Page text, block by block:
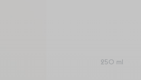
250 ml